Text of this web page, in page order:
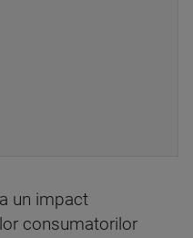
un impact
consumatorilor